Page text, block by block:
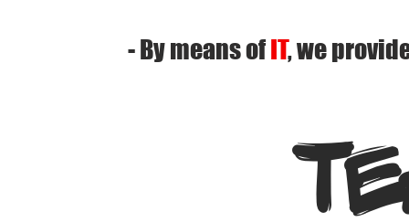
- Bymeans ofIT, we